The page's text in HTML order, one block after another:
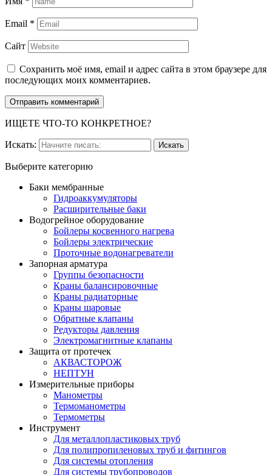
Email *
Сайт
Сохранить моё имя, email и адрес сайта в этом браузере для
последующих моих комментариев.
ИЩЕТЕ ЧТО-ТО КОНКРЕТНОЕ?
Искать:
Выберите категорию
Баки мембранные
Гидроаккумуляторы
Расширительные баки
Водогрейное оборудование
Бойлеры косвенного нагрева
Бойлеры электрические
Проточные водонагреватели
Запорная арматура
Группы безопасности
Краны балансировочные
Краны радиаторные
Краны шаровые
Обратные клапаны
Редукторы давления
Электромагнитные клапаны
Защита от протечек
АКВАСТОРОЖ
НЕПТУН
Измерительные приборы
Манометры
Термоманометры
Термометры
Инструмент
Для металлопластиковых труб
Для полипропиленовых труб и фитингов
Для системы отопления
Для системы трубопроводов